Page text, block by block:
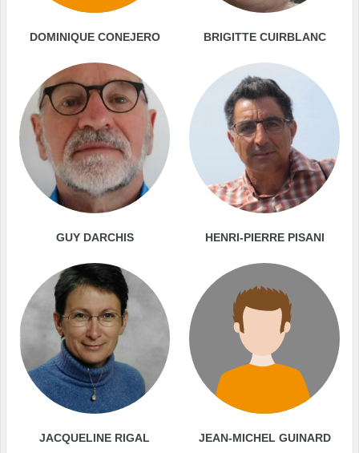
DOMINIQUE CONEJERO BRIGITTE CUIRBLANC
GUY DARCHIS HENRI-PIERRE PISANI
JACQUELINE RIGAL JEAN-MICHEL GUINARD